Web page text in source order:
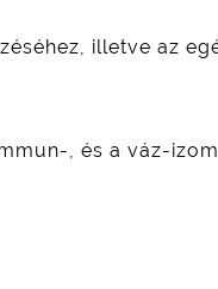
illetve az
, és a váz-